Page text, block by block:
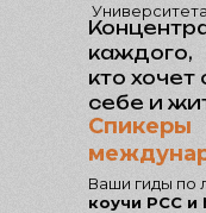
каждого,
кто
себе и
Спикеры
Ваши гиды по
коучи PCC и